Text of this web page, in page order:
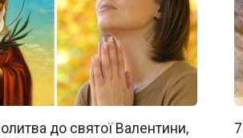
до святої Валентини,